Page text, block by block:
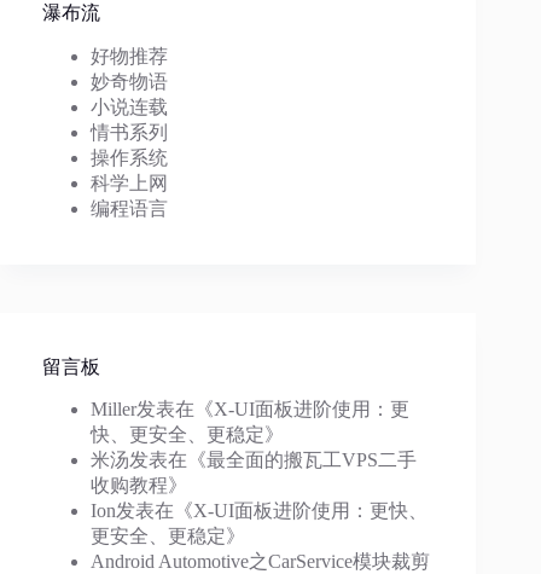
瀑布流
好物推荐
妙奇物语
小说连载
情书系列
操作系统
科学上网
编程语言
留言板
Miller发表在《X-UI面板进阶使用：更
快、更安全、更稳定》
米汤发表在《最全面的搬瓦工VPS二手
收购教程》
Ion发表在《X-UI面板进阶使用：更快、
更安全、更稳定》
Android Automotive之CarService模块裁剪